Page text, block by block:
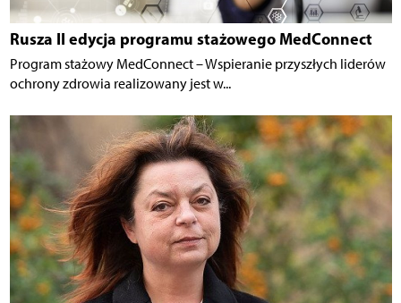
Rusza II edycja programu stażowego MedConnect
Program stażowy MedConnect – Wspieranie przyszłych liderów
ochrony zdrowia realizowany jest w...